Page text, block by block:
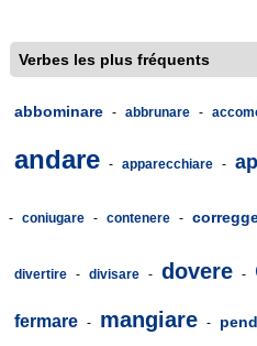
Verbes les plus fréquents
abbominare - abbrunare -
andare - apparecchiare -
- coniugare - contenere -
divertire - divisare - dovere -
fermare - mangiare -